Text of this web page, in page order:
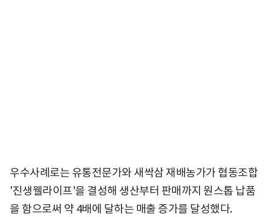
우수사례로는 유통전문가와 새싹삼 재배농가가 협동조합
'진생웰라이프'을 결성해 생산부터 판매까지 원스톱 납품
을 함으로써 약 4배에 달하는 매출 증가를 달성했다.